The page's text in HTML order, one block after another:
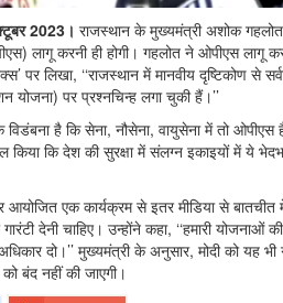
2023। राजस्थान के मुख्यमंत्री अशोक गहलोत
लागू करनी ही होगी। गहलोत ने ओपीएस लागू
पर लिखा, ‘‘राजस्थान में मानवीय दृष्टिकोण
योजना) पर प्रश्नचिन्ह लगा चुकी हैं।’’
विडंबना है कि सेना, नौसेना, वायुसेना में तो
किया कि देश की सुरक्षा में संलग्न इकाइयों में ये
आयोजित एक कार्यक्रम से इतर मीडिया से बातचीत
देनी चाहिए। उन्होंने कहा, ‘‘हमारी
दो।’’ मुख्यमंत्री के अनुसार, मोदी को यह
बंद नहीं की जाएगी।